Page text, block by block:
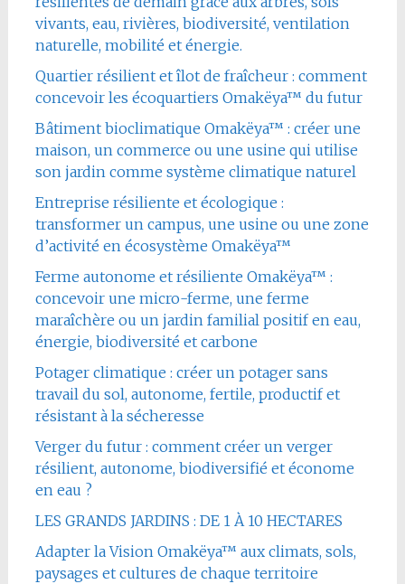
vivants, eau, rivières, biodiversité, ventilation
naturelle, mobilité et énergie.
Quartier résilient et îlot de fraîcheur : comment
concevoir les écoquartiers Omakëya™ du futur
Bâtiment bioclimatique Omakëya™ : créer une
maison, un commerce ou une usine qui utilise
son jardin comme système climatique naturel
Entreprise résiliente et écologique :
transformer un campus, une usine ou une zone
d’activité en écosystème Omakëya™
Ferme autonome et résiliente Omakëya™ :
concevoir une micro-ferme, une ferme
maraîchère ou un jardin familial positif en eau,
énergie, biodiversité et carbone
Potager climatique : créer un potager sans
travail du sol, autonome, fertile, productif et
résistant à la sécheresse
Verger du futur : comment créer un verger
résilient, autonome, biodiversifié et économe
en eau ?
LES GRANDS JARDINS : DE 1 À 10 HECTARES
Adapter la Vision Omakëya™ aux climats, sols,
paysages et cultures de chaque territoire